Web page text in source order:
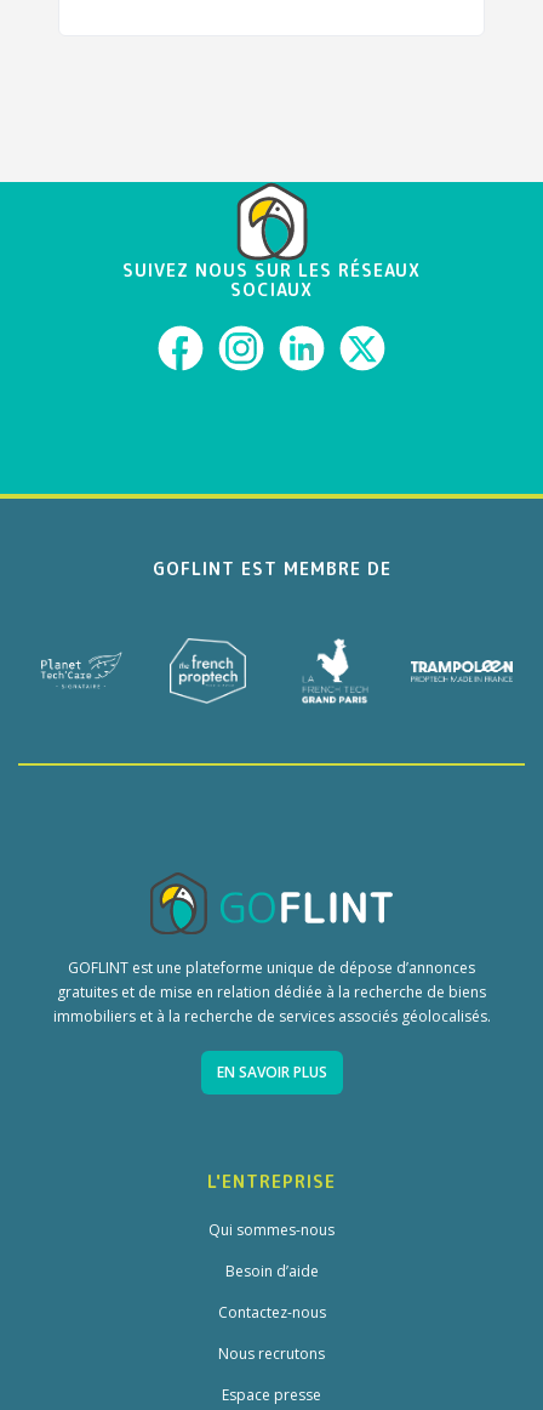
SUIVEZ NOUS SUR LES RÉSEAUX
SOCIAUX
GOFLINT EST MEMBRE DE
GOFLINT est une plateforme unique de dépose d’annonces
gratuites et de mise en relation dédiée à la recherche de biens
immobiliers et à la recherche de services associés géolocalisés.
EN SAVOIR PLUS
L'ENTREPRISE
Qui sommes-nous
Besoin d’aide
Contactez-nous
Nous recrutons
Espace presse